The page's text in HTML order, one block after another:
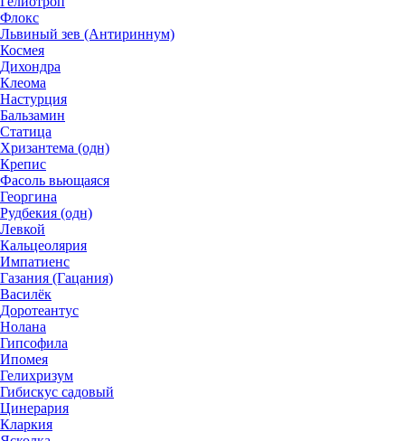
Флокс
Львиный зев (Антириннум)
Космея
Дихондра
Клеома
Настурция
Бальзамин
Статица
Хризантема (одн)
Крепис
Фасоль вьющаяся
Георгина
Рудбекия (одн)
Левкой
Кальцеолярия
Импатиенс
Газания (Гацания)
Василёк
Доротеантус
Нолана
Гипсофила
Ипомея
Гелихризум
Гибискус садовый
Цинерария
Кларкия